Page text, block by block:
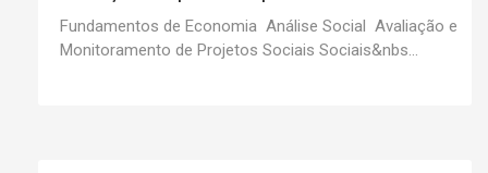
Fundamentos de Economia Análise Social Avaliação e
Monitoramento de Projetos Sociais Sociais&nbs...